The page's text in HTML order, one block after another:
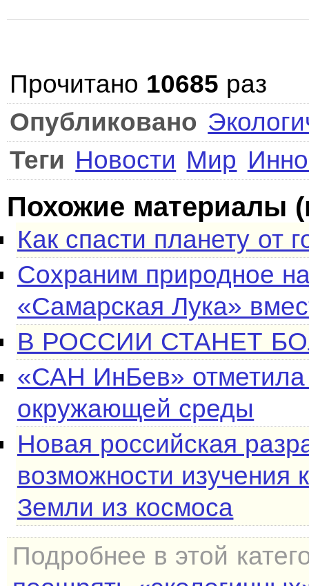
Прочитано 10685 раз
Опубликовано
Теги Новости Мир
Похожие материалы
Как спасти планету от
Сохраним природное
«Самарская Лука»
В РОССИИ СТАНЕТ
«САН ИнБев»
окружающей среды
Новая российская
возможности изучения
Земли из космоса
Подробнее в этой